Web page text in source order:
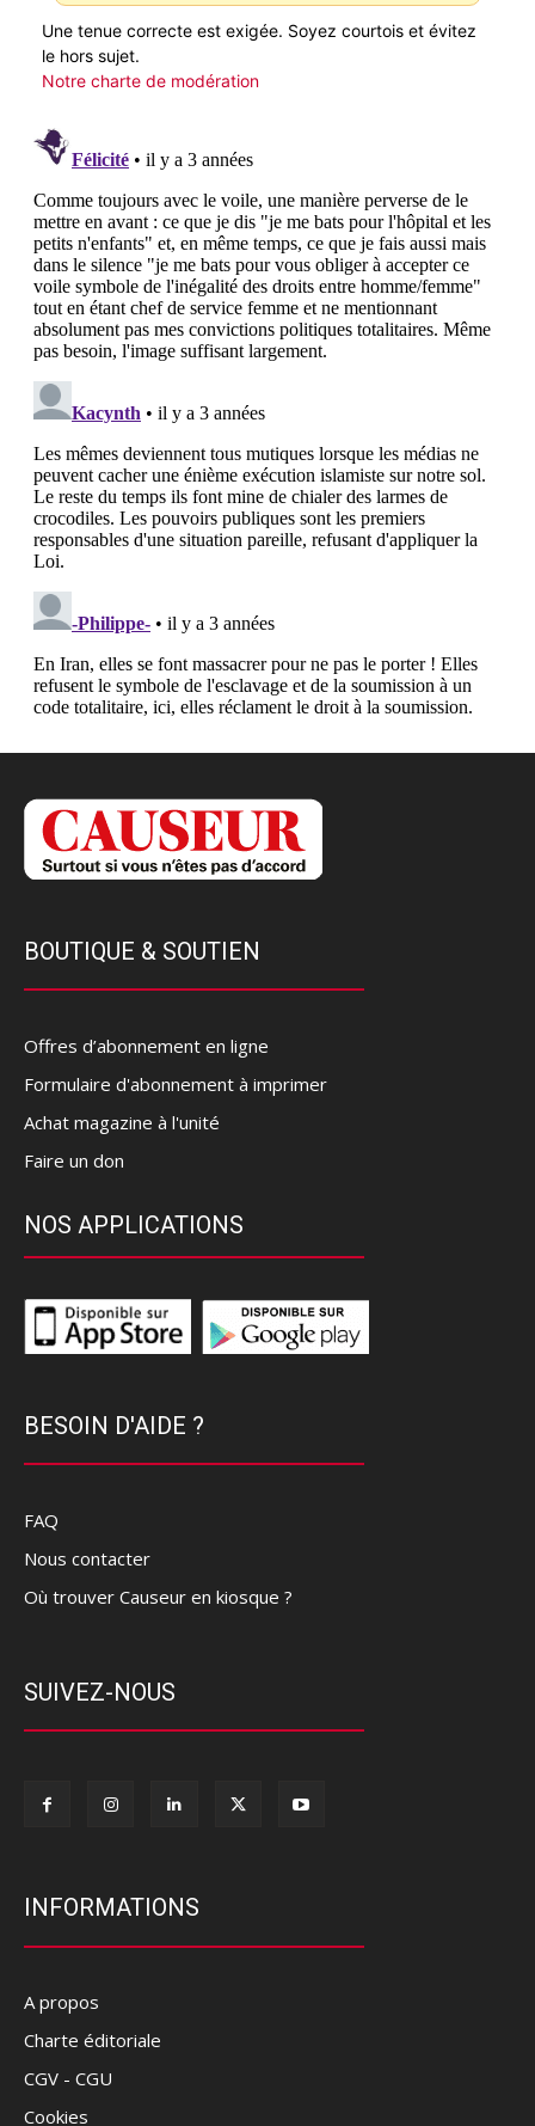
Une tenue correcte est exigée. Soyez courtois et évitez
le hors sujet.
Notre charte de modération
BOUTIQUE & SOUTIEN
Offres d’abonnement en ligne
Formulaire d'abonnement à imprimer
Achat magazine à l'unité
Faire un don
NOS APPLICATIONS
BESOIN D'AIDE ?
FAQ
Nous contacter
Où trouver Causeur en kiosque ?
SUIVEZ-NOUS
INFORMATIONS
A propos
Charte éditoriale
CGV - CGU
Cookies